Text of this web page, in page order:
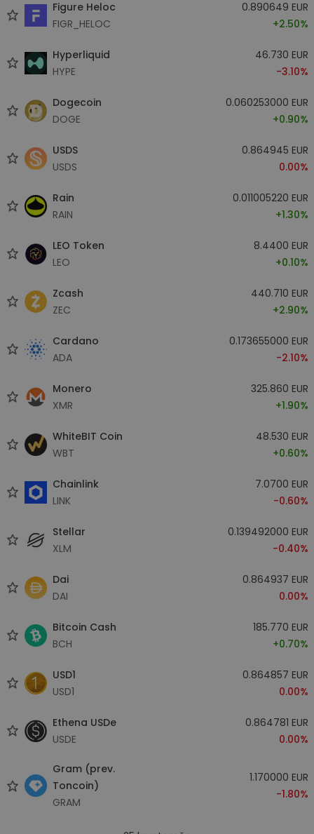
Figure Heloc
FIGR_HELOC
0.890649 EUR
+2.50%
Hyperliquid
HYPE
46.730 EUR
-3.10%
Dogecoin
DOGE
0.060253000 EUR
+0.90%
USDS
USDS
0.864945 EUR
0.00%
Rain
RAIN
0.011005220 EUR
+1.30%
LEO Token
LEO
8.4400 EUR
+0.10%
Zcash
ZEC
440.710 EUR
+2.90%
Cardano
ADA
0.173655000 EUR
-2.10%
Monero
XMR
325.860 EUR
+1.90%
WhiteBIT Coin
WBT
48.530 EUR
+0.60%
Chainlink
LINK
7.0700 EUR
-0.60%
Stellar
XLM
0.139492000 EUR
-0.40%
Dai
DAI
0.864937 EUR
0.00%
Bitcoin Cash
BCH
185.770 EUR
+0.70%
USD1
USD1
0.864857 EUR
0.00%
Ethena USDe
USDE
0.864781 EUR
0.00%
Gram (prev.
Toncoin)
GRAM
1.170000 EUR
-1.80%